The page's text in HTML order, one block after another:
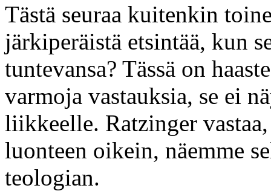
Tästä seuraa kuitenkin
järkiperäistä etsintää, kun
tuntevansa? Tässä on
varmoja vastauksia, se ei
liikkeelle. Ratzinger
luonteen oikein, näemme
teologian.